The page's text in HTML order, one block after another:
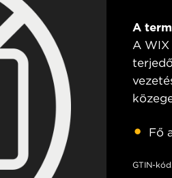
A
A
Fő
GTIN-kód: